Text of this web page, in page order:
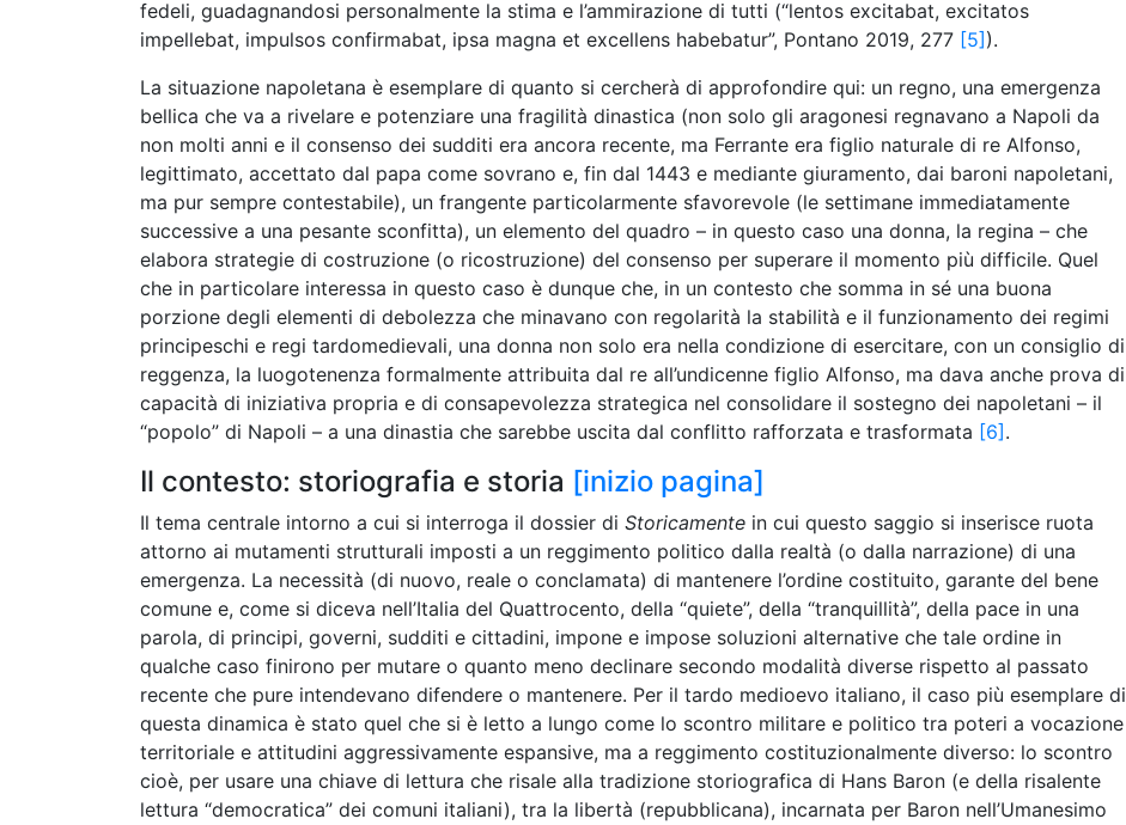
fedeli, guadagnandosi personalmente la stima e l’ammirazione di tutti (“lentos excitabat, excitatos
impellebat, impulsos confirmabat, ipsa magna et excellens habebatur”, Pontano 2019, 277 [5] ).
La situazione napoletana è esemplare di quanto si cercherà di approfondire qui: un regno, una emergenza
bellica che va a rivelare e potenziare una fragilità dinastica (non solo gli aragonesi regnavano a Napoli da
non molti anni e il consenso dei sudditi era ancora recente, ma Ferrante era figlio naturale di re Alfonso,
legittimato, accettato dal papa come sovrano e, fin dal 1443 e mediante giuramento, dai baroni napoletani,
ma pur sempre contestabile), un frangente particolarmente sfavorevole (le settimane immediatamente
successive a una pesante sconfitta), un elemento del quadro – in questo caso una donna, la regina – che
elabora strategie di costruzione (o ricostruzione) del consenso per superare il momento più difficile. Quel
che in particolare interessa in questo caso è dunque che, in un contesto che somma in sé una buona
porzione degli elementi di debolezza che minavano con regolarità la stabilità e il funzionamento dei regimi
principeschi e regi tardomedievali, una donna non solo era nella condizione di esercitare, con un consiglio di
reggenza, la luogotenenza formalmente attribuita dal re all’undicenne figlio Alfonso, ma dava anche prova di
capacità di iniziativa propria e di consapevolezza strategica nel consolidare il sostegno dei napoletani – il
“popolo” di Napoli – a una dinastia che sarebbe uscita dal conflitto rafforzata e trasformata [6] .
Il contesto: storiografia e storia [inizio pagina]
Il tema centrale intorno a cui si interroga il dossier di Storicamente in cui questo saggio si inserisce ruota
attorno ai mutamenti strutturali imposti a un reggimento politico dalla realtà (o dalla narrazione) di una
emergenza. La necessità (di nuovo, reale o conclamata) di mantenere l’ordine costituito, garante del bene
comune e, come si diceva nell’Italia del Quattrocento, della “quiete”, della “tranquillità”, della pace in una
parola, di principi, governi, sudditi e cittadini, impone e impose soluzioni alternative che tale ordine in
qualche caso finirono per mutare o quanto meno declinare secondo modalità diverse rispetto al passato
recente che pure intendevano difendere o mantenere. Per il tardo medioevo italiano, il caso più esemplare di
questa dinamica è stato quel che si è letto a lungo come lo scontro militare e politico tra poteri a vocazione
territoriale e attitudini aggressivamente espansive, ma a reggimento costituzionalmente diverso: lo scontro
cioè, per usare una chiave di lettura che risale alla tradizione storiografica di Hans Baron (e della risalente
lettura “democratica” dei comuni italiani), tra la libertà (repubblicana), incarnata per Baron nell’Umanesimo